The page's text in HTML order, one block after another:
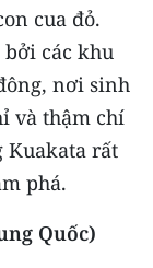
cua đỏ.
các khu
nơi sinh
và thậm chí
Kuakata rất
phá.
Quốc)